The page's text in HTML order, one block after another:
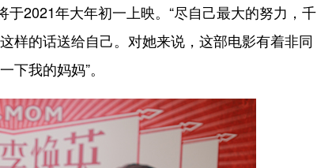
2021年大年初一上映。“尽自己最大的努力，千
样的话送给自己。对她来说，这部电影有着非同
我的妈妈”。